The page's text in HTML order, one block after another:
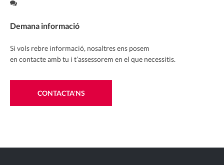
Demana informació
Si vols rebre informació, nosaltres ens posem
en contacte amb tu i t’assessorem en el que necessitis.
CONTACTA'NS